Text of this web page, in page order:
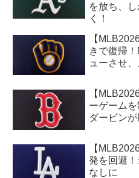
を放ち、
く！
【
きで復帰
ューさせ
【
ーゲーム
ダービン
【
発を回避
なしに